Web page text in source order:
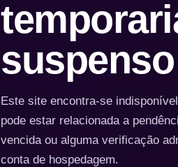
suspenso
Este site encontra-se
pode estar relacionada a
vencida ou alguma verificação
conta de hospedagem.